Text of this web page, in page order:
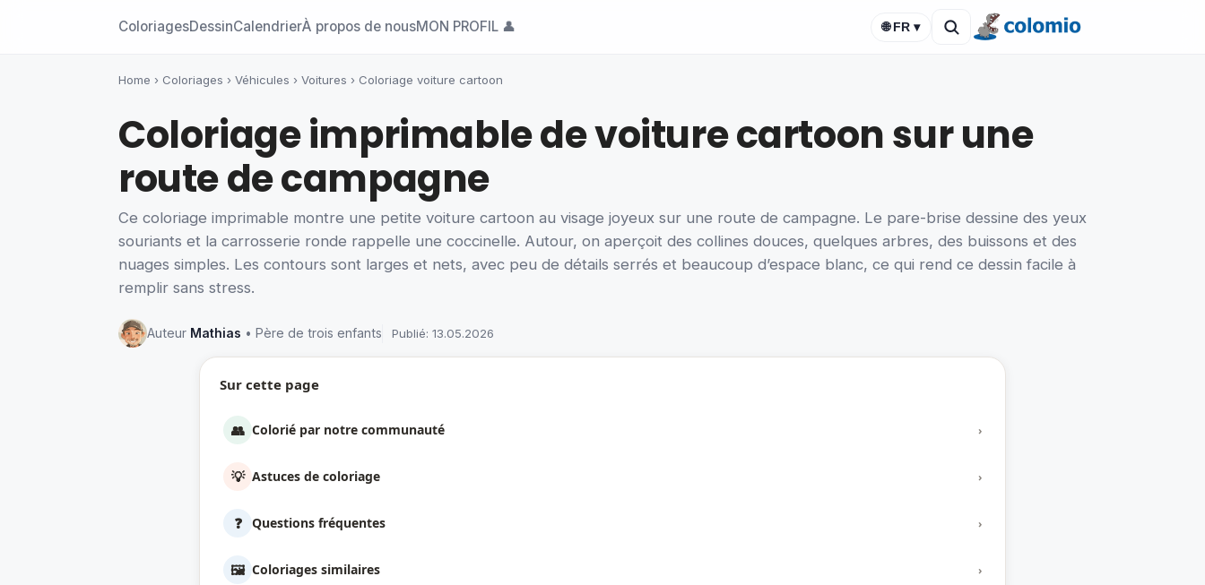
ColoriagesDessinCalendrierÀ propos de nousMON PROFIL 👤 🌐 FR ▾
Home › Coloriages › Véhicules › Voitures › Coloriage voiture cartoon
Coloriage imprimable de voiture cartoon sur une
route de campagne
Ce coloriage imprimable montre une petite voiture cartoon au visage joyeux sur une route de campagne. Le pare-brise dessine des yeux
souriants et la carrosserie ronde rappelle une coccinelle. Autour, on aperçoit des collines douces, quelques arbres, des buissons et des
nuages simples. Les contours sont larges et nets, avec peu de détails serrés et beaucoup d’espace blanc, ce qui rend ce dessin facile à
remplir sans stress.
Auteur Mathias • Père de trois enfants Publié: 13.05.2026
Sur cette page
👥 Colorié par notre communauté ›
💡 Astuces de coloriage ›
❓ Questions fréquentes ›
🖼️ Coloriages similaires ›